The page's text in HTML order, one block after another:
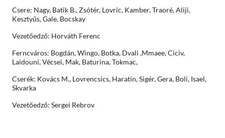
Csere: Nagy, Batik B., Zsótér, Lovric, Kamber, Traoré, Aliji,
Kesztyűs, Gale, Bocskay
Vezetőedző: Horváth Ferenc
Ferncváros: Bogdán, Wingo, Botka, Dvali ,Mmaee, Ciciv,
Laidouni, Vécsei, Mak, Baturina, Tokmac,
Cserék: Kovács M., Lovrencsics, Haratin, Sigér, Gera, Boli, Isael,
Skvarka
Vezetőedző: Sergei Rebrov